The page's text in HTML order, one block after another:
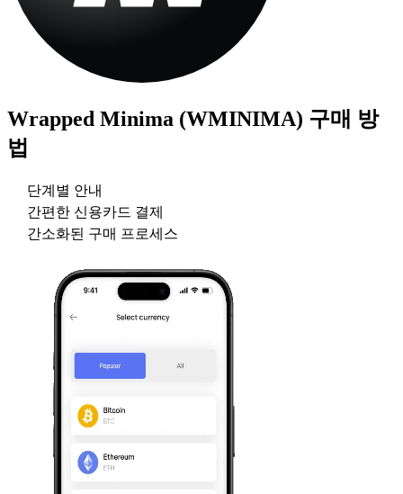
Wrapped Minima (WMINIMA) 구매 방
법
단계별 안내
간편한 신용카드 결제
간소화된 구매 프로세스